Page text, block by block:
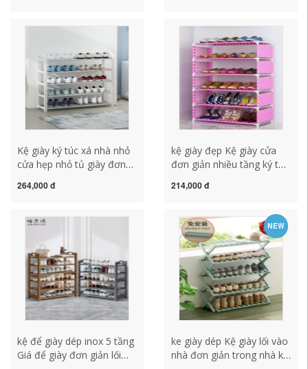
đơn giản kệ đựng giày dép
Hot kệ giày gỗ kệ giày inox
5 tầng
Kệ giày ký túc xá nhà nhỏ
cửa hẹp nhỏ tủ giày đơn
bụi lưu trữ hiện vật tiết
bằng nhựa kích thước kệ
264,000 đ
kệ giày đẹp Kệ giày cửa
đơn giản nhiều tầng ký túc
vật tủ giày hộ gia đình
kiệm 2023 mới kệ để giày
gỗ kệ để giày dép có nắp
đậy
214,000 đ
kệ để giày dép inox 5 tầng
Giá để giày đơn giản lối
NEW
ke giày dép Kệ giày lối vào
nhà đơn giản trong nhà ký